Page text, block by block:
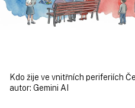
Kdo žije ve vnitřních periferiích
autor: Gemini AI